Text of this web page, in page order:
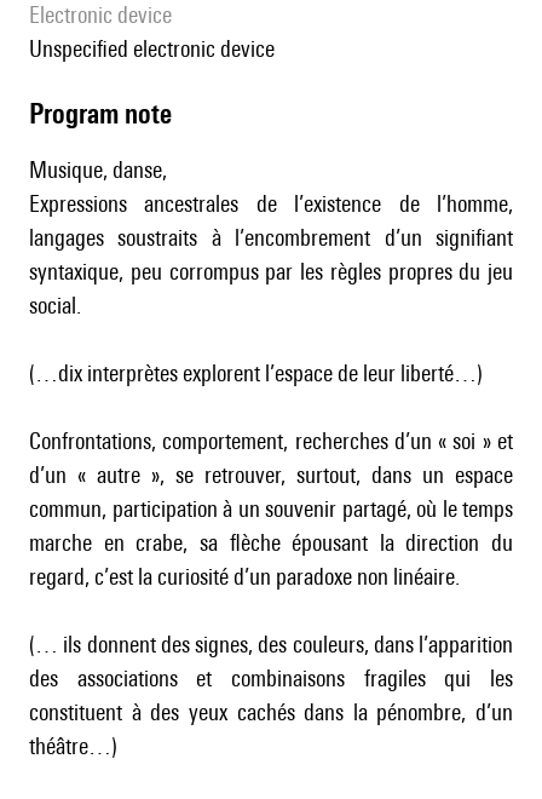
Electronic device
unspecified electronic device
Program note
Musique, danse,
Expressions ancestrales de l’existence de l’homme,
langages soustraits à l’encombrement d’un signifiant
syntaxique, peu corrompus par les règles propres du jeu
social.
(…dix interprètes explorent l’espace de leur liberté…)
Confrontations, comportement, recherches d’un « soi » et
d’un « autre », se retrouver, surtout, dans un espace
commun, participation à un souvenir partagé, où le temps
marche en crabe, sa flèche épousant la direction du
regard, c’est la curiosité d’un paradoxe non linéaire.
(… ils donnent des signes, des couleurs, dans l’apparition
des associations et combinaisons fragiles qui les
constituent à des yeux cachés dans la pénombre, d’un
théâtre…)